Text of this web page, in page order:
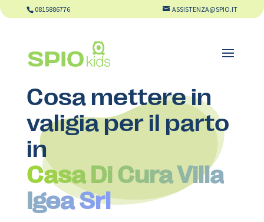
0815886776 ASSISTENZA@SPIO.IT
Cosa mettere in
valigia per il parto
in
Casa Di Cura Villa
Igea Srl